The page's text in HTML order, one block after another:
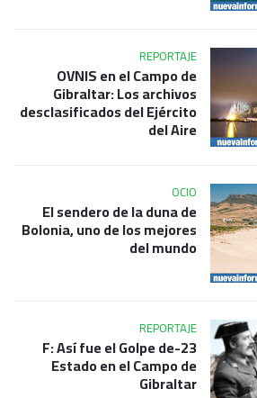
REPORTAJE
OVNIS en el Campo de
Gibraltar: Los archivos
desclasificados del Ejército
del Aire
OCIO
El sendero de la duna de
Bolonia, uno de los mejores
del mundo
REPORTAJE
23-F: Así fue el Golpe de
Estado en el Campo de
Gibraltar